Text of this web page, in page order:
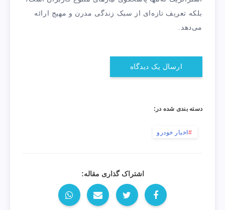
بلکه تعریف تازه‌ای از سبک زندگی مدرن و مهیج ارائه
می‌دهد.
ارسال یک دیدگاه
دسته بندی شده در:
اخبار خودرو
اشتراک گذاری مقاله: